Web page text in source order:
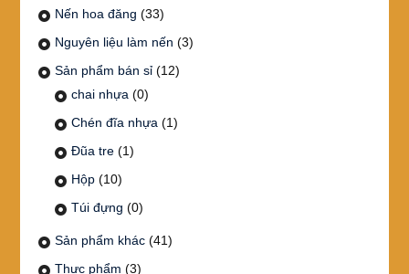
Nến hoa đăng (33)
Nguyên liệu làm nến (3)
Sản phẩm bán sỉ (12)
chai nhựa (0)
Chén đĩa nhựa (1)
Đũa tre (1)
Hộp (10)
Túi đựng (0)
Sản phẩm khác (41)
Thực phẩm (3)